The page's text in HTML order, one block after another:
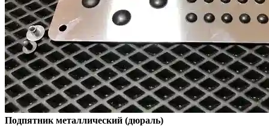
Подпятник металлический (дюраль)